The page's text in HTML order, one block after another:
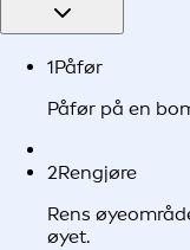
1Påfør
Påfør på en
2Rengjøre
Rens
øyet.